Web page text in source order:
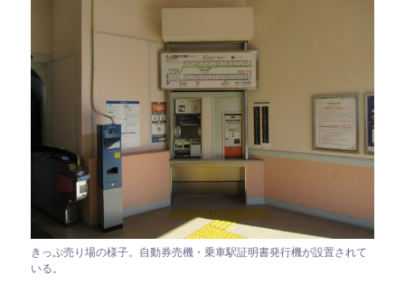
きっぷ売り場の様子。自動券売機・乗車駅証明書発行機が設置されて
いる。